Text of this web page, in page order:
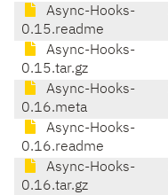
Async-Hooks-
0.15.readme
Async-Hooks-
0.15.tar.gz
Async-Hooks-
0.16.meta
Async-Hooks-
0.16.readme
Async-Hooks-
0.16.tar.gz